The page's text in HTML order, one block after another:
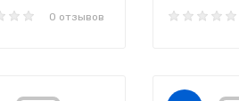
0 отзывов